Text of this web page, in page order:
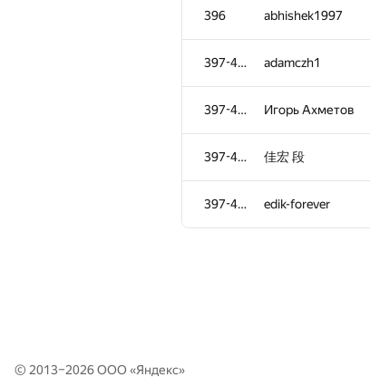
396 abhishek1997
397-400 adamczh1
397-400 Игорь Ахметов
397-400 佳宏 段
397-400 edik-forever
rebecac.brito
kjp4155
pulkit96
alexvapor
andrew.mischenko8
© 2013–2026 ООО «Яндекс»